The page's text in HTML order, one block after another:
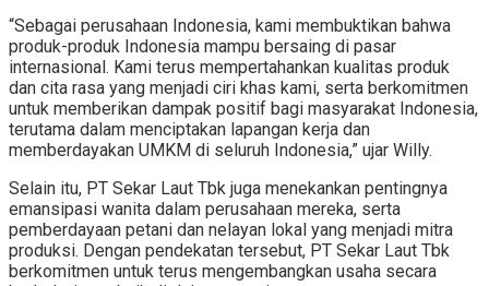
“Sebagai perusahaan Indonesia, kami membuktikan bahwa
produk-produk Indonesia mampu bersaing di pasar
internasional. Kami terus mempertahankan kualitas produk
dan cita rasa yang menjadi ciri khas kami, serta berkomitmen
untuk memberikan dampak positif bagi masyarakat Indonesia,
terutama dalam menciptakan lapangan kerja dan
memberdayakan UMKM di seluruh Indonesia,” ujar Willy.
Selain itu, PT Sekar Laut Tbk juga menekankan pentingnya
emansipasi wanita dalam perusahaan mereka, serta
pemberdayaan petani dan nelayan lokal yang menjadi mitra
produksi. Dengan pendekatan tersebut, PT Sekar Laut Tbk
berkomitmen untuk terus mengembangkan usaha secara